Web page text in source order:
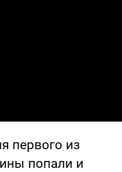
Video
первого из
попали и